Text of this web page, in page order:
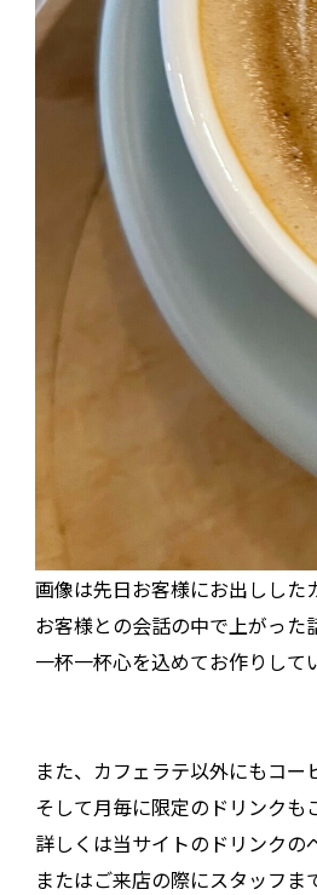
画像は先日お客様にお出しした
お客様との会話の中で上がった
一杯一杯心を込めてお作りして
また、カフェラテ以外にもコー
そして月毎に限定のドリンクも
詳しくは当サイトのドリンクの
またはご来店の際にスタッフ